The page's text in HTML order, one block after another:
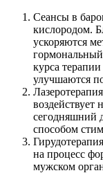
Сеансы в
кислородом.
ускоряются
курса
улучшаются
сегодняшний
способом
на процесс
мужском